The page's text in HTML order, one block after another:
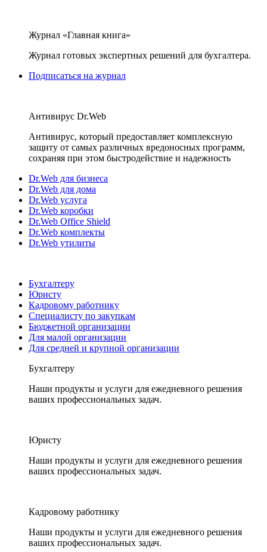
Журнал «Главная книга»
Журнал готовых экспертных решений для бухгалтера.
Подписаться на журнал
Антивирус Dr.Web
Антивирус, который предоставляет комплексную
защиту от самых различных вредоносных программ,
сохраняя при этом быстродействие и надежность
Dr.Web для бизнеса
Dr.Web для дома
Dr.Web услуга
Dr.Web коробки
Dr.Web Office Shield
Dr.Web комплекты
Dr.Web утилиты
Бухгалтеру
Юристу
Кадровому работнику
Специалисту по закупкам
Бюджетной организации
Для малой организации
Для средней и крупной организации
Бухгалтеру
Наши продукты и услуги для ежедневного решения
ваших профессиональных задач.
Юристу
Наши продукты и услуги для ежедневного решения
ваших профессиональных задач.
Кадровому работнику
Наши продукты и услуги для ежедневного решения
ваших профессиональных задач.